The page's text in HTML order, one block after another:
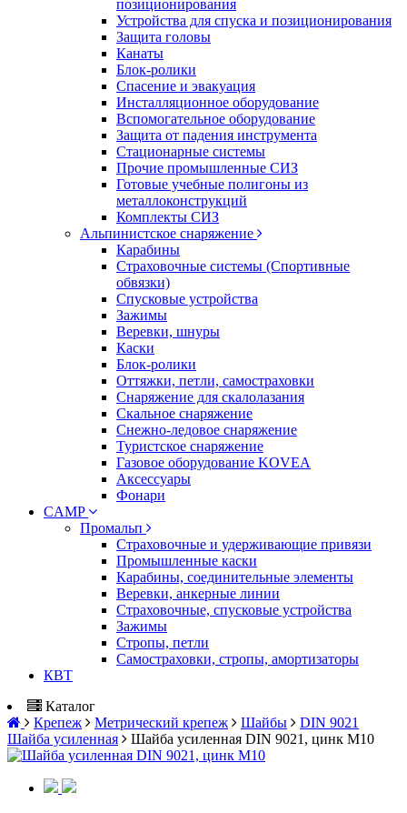
позиционирования
Устройства для спуска и позиционирования
Защита головы
Канаты
Блок-ролики
Спасение и эвакуация
Инсталляционное оборудование
Вспомогательное оборудование
Защита от падения инструмента
Стационарные системы
Прочие промышленные СИЗ
Готовые учебные полигоны из
металлоконструкций
Комплекты СИЗ
Альпинистское снаряжение
Карабины
Страховочные системы (Спортивные
обвязки)
Спусковые устройства
Зажимы
Веревки, шнуры
Каски
Блок-ролики
Оттяжки, петли, самостраховки
Снаряжение для скалолазания
Скальное снаряжение
Снежно-ледовое снаряжение
Туристское снаряжение
Газовое оборудование KOVEA
Аксессуары
Фонари
CAMP
Промальп
Страховочные и удерживающие привязи
Промышленные каски
Карабины, соединительные элементы
Веревки, анкерные линии
Страховочные, спусковые устройства
Зажимы
Стропы, петли
Самостраховки, стропы, амортизаторы
КВТ
Каталог
Крепеж
Метрический крепеж Шайбы
DIN 9021
Шайба усиленная
Шайба усиленная DIN 9021, цинк М10